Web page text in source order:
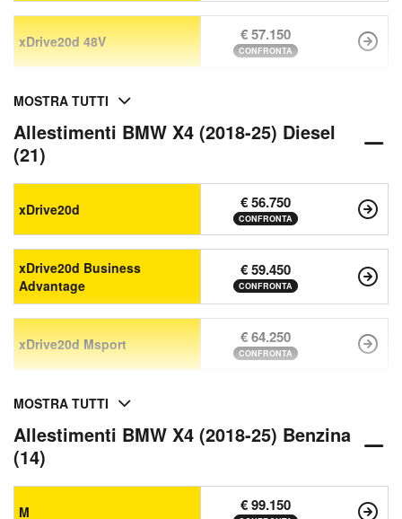
xDrive20d 48V € 57.150
CONFRONTA
MOSTRA TUTTI
Allestimenti BMW X4 (2018-25) Diesel
(21)
xDrive20d € 56.750
CONFRONTA
xDrive20d Business
Advantage
€ 59.450
CONFRONTA
xDrive20d Msport € 64.250
CONFRONTA
MOSTRA TUTTI
Allestimenti BMW X4 (2018-25) Benzina
(14)
M € 99.150